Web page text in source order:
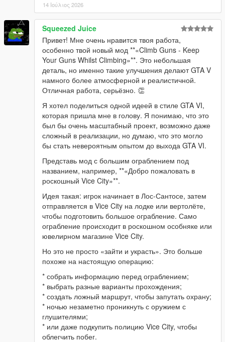
14 Ιούλιος 2026
Squeezed Juice
Привет! Мне очень нравится твоя работа,
особенно твой новый мод **«Climb Guns - Keep
Your Guns Whilst Climbing»**. Это небольшая
деталь, но именно такие улучшения делают GTA V
намного более атмосферной и реалистичной.
Отличная работа, серьёзно. 👏
Я хотел поделиться одной идеей в стиле GTA VI,
которая пришла мне в голову. Я понимаю, что это
был бы очень масштабный проект, возможно даже
сложный в реализации, но думаю, что это могло
бы стать невероятным опытом до выхода GTA VI.
Представь мод с большим ограблением под
названием, например, **«Добро пожаловать в
роскошный Vice City»**.
Идея такая: игрок начинает в Лос-Сантосе, затем
отправляется в Vice City на лодке или вертолёте,
чтобы подготовить большое ограбление. Само
ограбление происходит в роскошном особняке или
ювелирном магазине Vice City.
Но это не просто «зайти и украсть». Это больше
похоже на настоящую операцию:
* собрать информацию перед ограблением;
* выбрать разные варианты прохождения;
* создать ложный маршрут, чтобы запутать охрану;
* ночью незаметно проникнуть с оружием с
глушителями;
* или даже подкупить полицию Vice City, чтобы
облегчить побег.